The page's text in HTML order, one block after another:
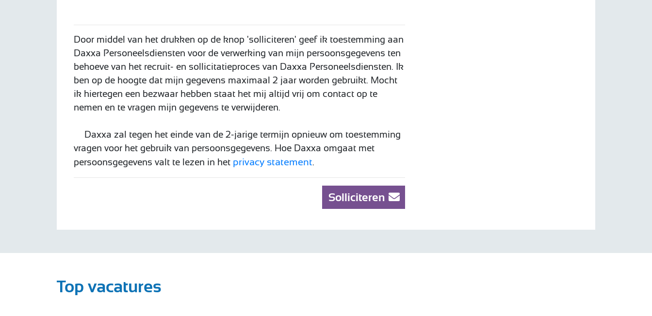
Door middel van het drukken op de knop 'solliciteren' geef ik toestemming aan
Daxxa Personeelsdiensten voor de verwerking van mijn persoonsgegevens ten
behoeve van het recruit- en sollicitatieproces van Daxxa Personeelsdiensten. Ik
ben op de hoogte dat mijn gegevens maximaal 2 jaar worden gebruikt. Mocht
ik hiertegen een bezwaar hebben staat het mij altijd vrij om contact op te
nemen en te vragen mijn gegevens te verwijderen.
Daxxa zal tegen het einde van de 2-jarige termijn opnieuw om toestemming
vragen voor het gebruik van persoonsgegevens. Hoe Daxxa omgaat met
persoonsgegevens valt te lezen in het privacy statement.
Solliciteren
Top vacatures